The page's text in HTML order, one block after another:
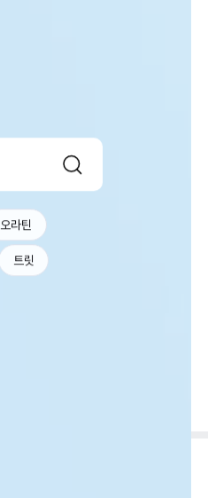
오라틴
트릿